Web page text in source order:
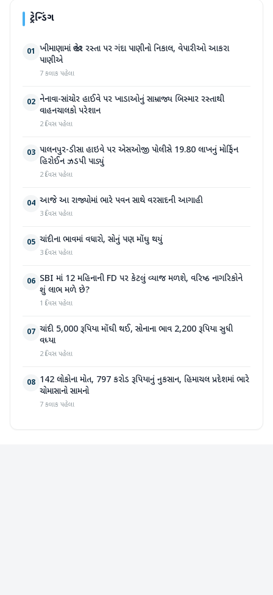
ટ્રેન્ડિંગ
01 ખીમાણામાં જાહેર રસ્તા પર ગંદા પાણીનો નિકાલ, વેપારીઓ આકરા
પાણીએ
7 કલાક પહેલા
02 નેનાવા-સાંચોર હાઈવે પર ખાડાઓનું સામ્રાજ્ય બિસ્માર રસ્તાથી
વાહનચાલકો પરેશાન
2 દિવસ પહેલા
03 પાલનપુર-ડીસા હાઇવે પર એસઓજી પોલીસે 19.80 લાખનું મોર્ફિન
હિરોઈન ઝડપી પાડ્યું
2 દિવસ પહેલા
04 આજે આ રાજ્યોમાં ભારે પવન સાથે વરસાદની આગાહી
3 દિવસ પહેલા
05 ચાંદીના ભાવમાં વધારો, સોનું પણ મોંઘુ થયું
3 દિવસ પહેલા
06 SBI માં 12 મહિનાની FD પર કેટલું વ્યાજ મળશે, વરિષ્ઠ નાગરિકોને
શું લાભ મળે છે?
1 દિવસ પહેલા
07 ચાંદી 5,000 રૂપિયા મોંઘી થઈ, સોનાના ભાવ 2,200 રૂપિયા સુધી
વધ્યા
2 દિવસ પહેલા
08 142 લોકોના મોત, 797 કરોડ રૂપિયાનું નુકસાન, હિમાચલ પ્રદેશમાં ભારે
ચોમાસાનો સામનો
7 કલાક પહેલા